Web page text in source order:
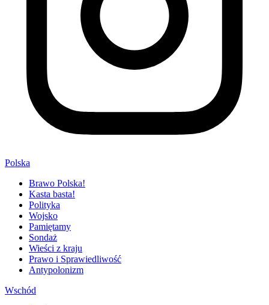
Polska
Brawo Polska!
Kasta basta!
Polityka
Wojsko
Pamiętamy
Sondaż
Wieści z kraju
Prawo i Sprawiedliwość
Antypolonizm
Wschód